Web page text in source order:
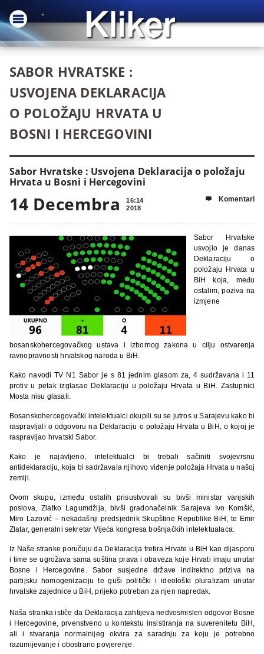
SABOR HVRATSKE :
USVOJENA DEKLARACIJA
O POLOŽAJU HRVATA U
BOSNI I HERCEGOVINI
Sabor Hvratske : Usvojena Deklaracija o položaju
Hrvata u Bosni i Hercegovini
14 Decembra
16:14
2018
 Komentari
Sabor Hrvatske
usvojio je danas
Deklaraciju o
položaju Hrvata u
BiH koja, među
ostalim, poziva na
izmjene
bosanskohercegovačkog ustava i izbornog zakona u cilju ostvarenja
ravnopravnosti hrvatskog naroda u BiH.
Kako navodi TV N1 Sabor je s 81 jednim glasom za, 4 sudržavana i 11
protiv u petak izglasao Deklaraciju u položaju Hrvata u BiH. Zastupnici
Mosta nisu glasali.
Bosanskohercegovački intelektualci okupili su se jutros u Sarajevu kako bi
raspravljali o odgovoru na Deklaraciju o položaju Hrvata u BiH, o kojoj je
raspravljao hrvatski Sabor.
Kako je najavljeno, intelektualci bi trebali sačiniti svojevrsnu
antideklaraciju, koja bi sadržavala njihovo viđenje položaja Hrvata u našoj
zemlji.
Ovom skupu, između ostalih prisustvovali su bivši ministar vanjskih
poslova, Zlatko Lagumdžija, bivši gradonačelnik Sarajeva Ivo Komšić,
Miro Lazović – nekadašnji predsjednik Skupštine Republike BiH, te Emir
Zlatar, generalni sekretar Vijeća kongresa bošnjačkih intelektualaca.
Iz Naše stranke poručuju da Deklaracija tretira Hrvate u BiH kao dijasporu
i time se ugrožava sama suština prava i obaveza koje Hrvati imaju unutar
Bosne i Hercegovine. Sabor susjedne države indirektno priziva na
partijsku homogenizaciju te guši politički i ideološki pluralizam unutar
hrvatske zajednice u BiH, prijeko potreban za njen napredak.
Naša stranka ističe da Deklaracija zahtijeva nedvosmislen odgovor Bosne
i Hercegovine, prvenstveno u kontekstu insistiranja na suverenitetu BiH,
ali i stvaranja normalnijeg okvira za saradnju za koju je potrebno
razumijevanje i obostrano povjerenje.